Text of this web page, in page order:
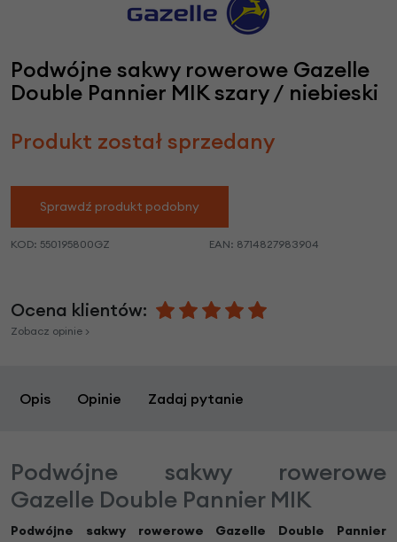
Podwójne sakwy rowerowe Gazelle
Double Pannier MIK szary / niebieski
Produkt został sprzedany
Sprawdź produkt podobny
KOD: 550195800GZ EAN: 8714827983904
Ocena klientów:
Zobacz opinie >
Opis Opinie Zadaj pytanie
Podwójne sakwy rowerowe
Gazelle Double Pannier MIK
Podwójne sakwy rowerowe Gazelle Double Pannier